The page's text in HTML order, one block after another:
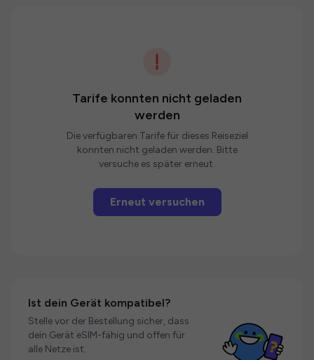
Tarife konnten nicht geladen
werden
Die verfügbaren Tarife für dieses Reiseziel
konnten nicht geladen werden. Bitte
versuche es später erneut.
Erneut versuchen
Ist dein Gerät kompatibel?
Stelle vor der Bestellung sicher, dass
dein Gerät eSIM-fähig und offen für
alle Netze ist.